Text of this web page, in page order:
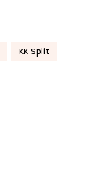
KK Split